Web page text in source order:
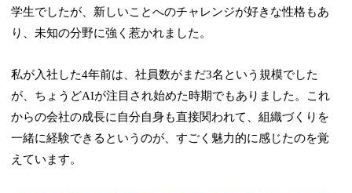
学生でしたが、新しいことへのチャレンジが好きな性格もあ
り、未知の分野に強く惹かれました。
私が入社した4年前は、社員数がまだ3名という規模でした
が、ちょうどAIが注目され始めた時期でもありました。これ
からの会社の成長に自分自身も直接関われて、組織づくりを
一緒に経験できるというのが、すごく魅力的に感じたのを覚
えています。